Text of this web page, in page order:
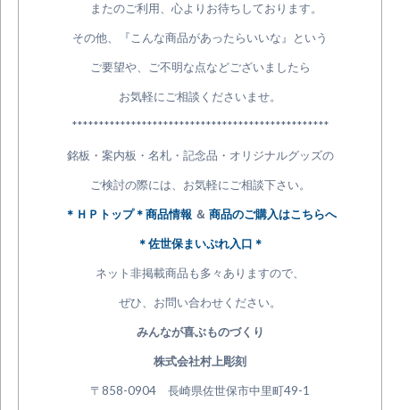
またのご利用、心よりお待ちしております。
その他、『こんな商品があったらいいな』という
ご要望や、ご不明な点などございましたら
お気軽にご相談くださいませ。
************************************************
銘板・案内板・名札・記念品・オリジナルグッズの
ご検討の際には、お気軽にご相談下さい。
＊ＨＰトップ＊商品情報 ＆ 商品のご購入はこちらへ
＊佐世保まいぷれ入口＊
ネット非掲載商品も多々ありますので、
ぜひ、お問い合わせください。
みんなが喜ぶものづくり
株式会社村上彫刻
〒858-0904 長崎県佐世保市中里町49-1